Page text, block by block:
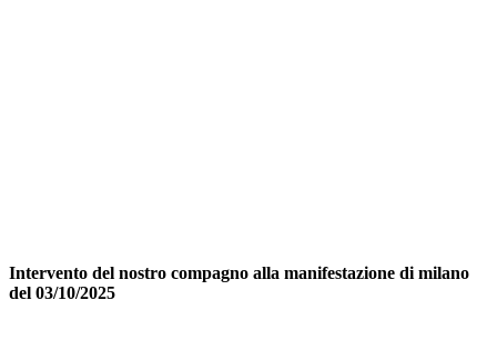
Intervento del nostro compagno alla manifestazione di milano
del 03/10/2025